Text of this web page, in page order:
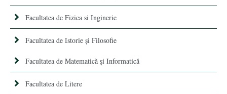
Facultatea de Fizica si Inginerie
Facultatea de Istorie şi Filosofie
Facultatea de Matematică şi Informatică
Facultatea de Litere